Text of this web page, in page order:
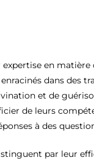
en
dans des
et de
de leurs
à des
par leur